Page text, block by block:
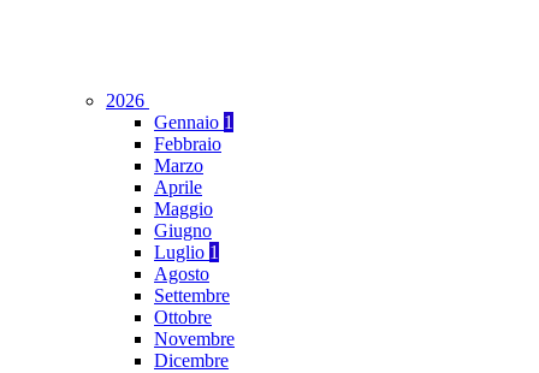
2026
Gennaio 1
Febbraio
Marzo
Aprile
Maggio
Giugno
Luglio 1
Agosto
Settembre
Ottobre
Novembre
Dicembre